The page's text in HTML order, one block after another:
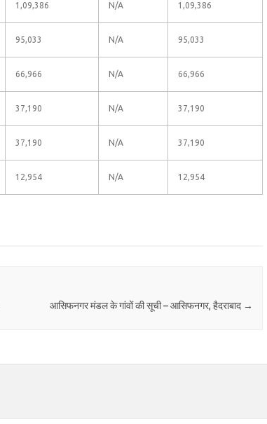
1,09,386 N/A 1,09,386
95,033 N/A 95,033
66,966 N/A 66,966
37,190 N/A 37,190
37,190 N/A 37,190
12,954 N/A 12,954
आसिफनगर मंडल के गांवों की सूची – आसिफनगर, हैदराबाद →